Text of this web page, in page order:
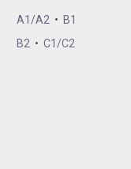
A1/A2 • B1
B2 • C1/C2